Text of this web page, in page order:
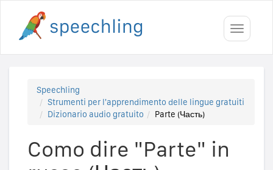
Toggle
Speechling
Strumenti per l'apprendimento delle lingue gratuiti
Dizionario audio gratuito
Parte (Часть)
Como dire "Parte" in